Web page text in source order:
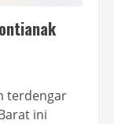
terdengar
ini